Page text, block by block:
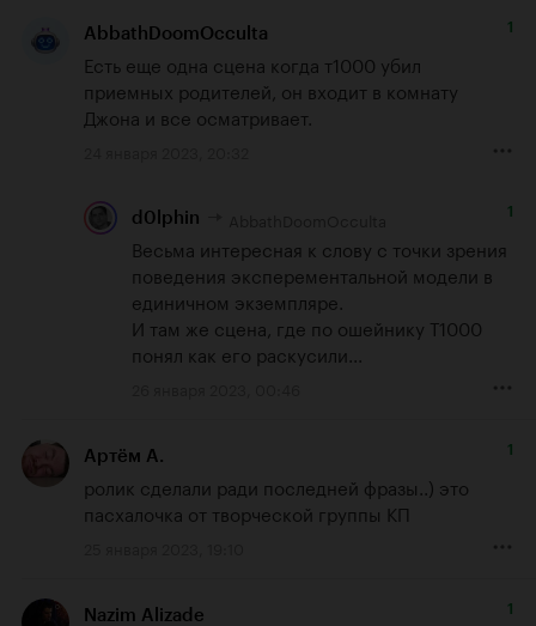
AbbathDoomOcculta 1
Есть еще одна сцена когда т1000 убил
приемных родителей, он входит в комнату
Джона и все осматривает.
d0lphin 1
Весьма интересная к слову с точки зрения
поведения эксперементальной модели в
единичном экземпляре.
И там же сцена, где по ошейнику Т1000
понял как его раскусили...
Артём А. 1
ролик сделали ради последней фразы..) это
пасхалочка от творческой группы КП
Nazim Alizade 1